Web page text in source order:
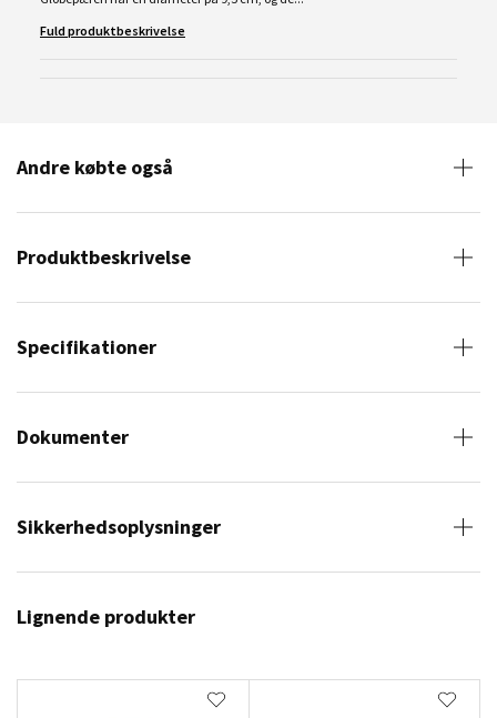
Fuld produktbeskrivelse
Andre købte også
Produktbeskrivelse
Specifikationer
Dokumenter
Sikkerhedsoplysninger
Lignende produkter